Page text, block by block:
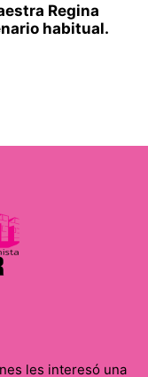
Regina
habitual.
les interesó una